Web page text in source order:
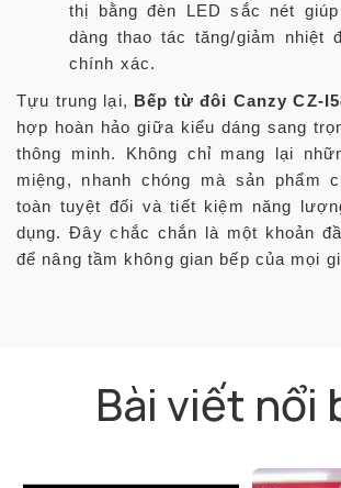
thị bằng đèn LED sắc nét
dàng thao tác tăng/giảm nhiệt
chính xác.
Tựu trung lại, Bếp từ đôi Canzy CZ-
hợp hoàn hảo giữa kiểu dáng sang
thông minh. Không chỉ mang lại
miệng, nhanh chóng mà sản phẩm
toàn tuyệt đối và tiết kiệm năng
dụng. Đây chắc chắn là một khoản
để nâng tầm không gian bếp của mọi
Bài viết nổi